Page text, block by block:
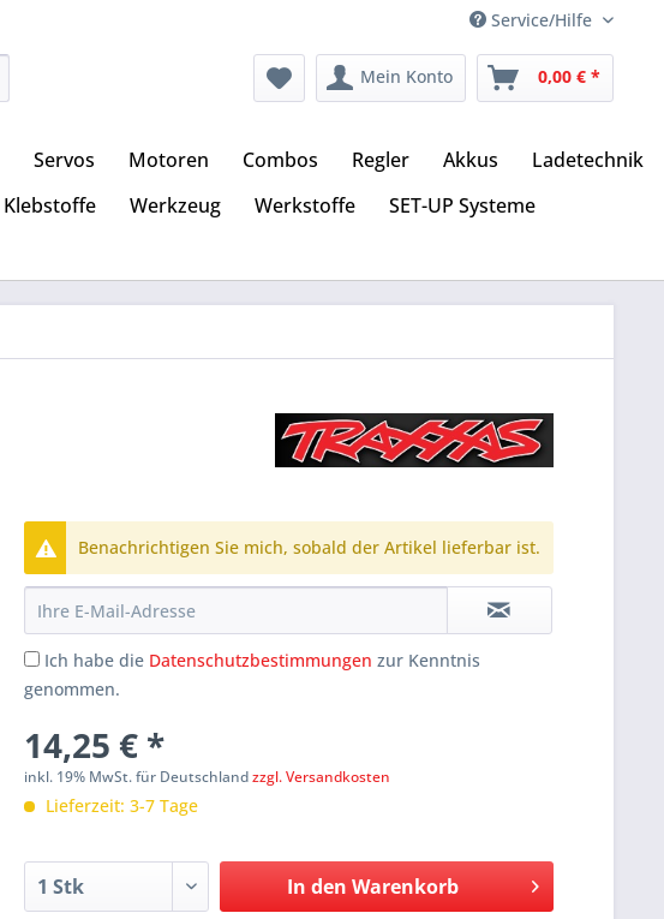
Service/Hilfe
Mein Konto 0,00 € *
Servos Motoren Combos Regler Akkus
Ladetechnik
Klebstoffe Werkzeug Werkstoffe
SET-UP Systeme
Benachrichtigen Sie mich, sobald der Artikel lieferbar ist.
Ich habe die Datenschutzbestimmungen zur Kenntnis
genommen.
14,25 € *
inkl. 19% MwSt. für Deutschlandzzgl. Versandkosten
Lieferzeit: 3-7 Tage
In den Warenkorb